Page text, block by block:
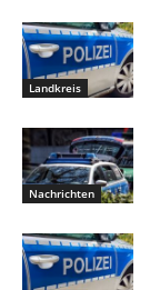
Landkreis
Nachrichten